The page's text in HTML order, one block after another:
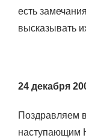
есть
высказывать
24 декабря
Поздравляем
наступающим